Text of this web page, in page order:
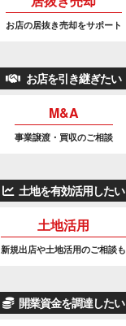
お店の居抜き売却をサポート
お店を引き継ぎたい
M&A
事業譲渡・買収のご相談
土地を有効活用したい
土地活用
新規出店や土地活用のご相談も
開業資金を調達したい